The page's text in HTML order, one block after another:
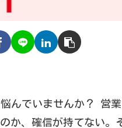
んでいませんか？ 営
、確信が持てない。